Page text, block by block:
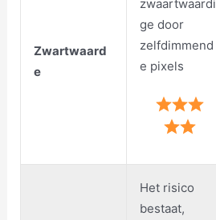
Zwartwaard
e
zwaartwaardi
ge door
zelfdimmend
e pixels
Het risico
bestaat,